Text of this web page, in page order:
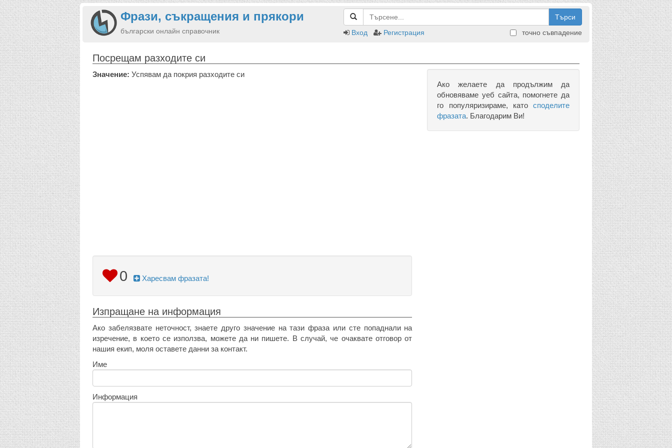
Фрази, съкращения и прякори
български онлайн справочник
Търси
Вход
Регистрация точно съвпадение
Посрещам разходите си
Значение: Успявам да покрия разходите си
0 Харесвам фразата!
Изпращане на информация
Ако забелязвате неточност, знаете друго значение на тази фраза или сте попаднали на
изречение, в което се използва, можете да ни пишете. В случай, че очаквате отговор от
нашия екип, моля оставете данни за контакт.
Име
Информация
Ако желаете да продължим да
обновяваме уеб сайта, помогнете да
го популяризираме, като споделите
фразата. Благодарим Ви!